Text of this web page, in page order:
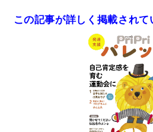
この記事が詳しく掲載されて